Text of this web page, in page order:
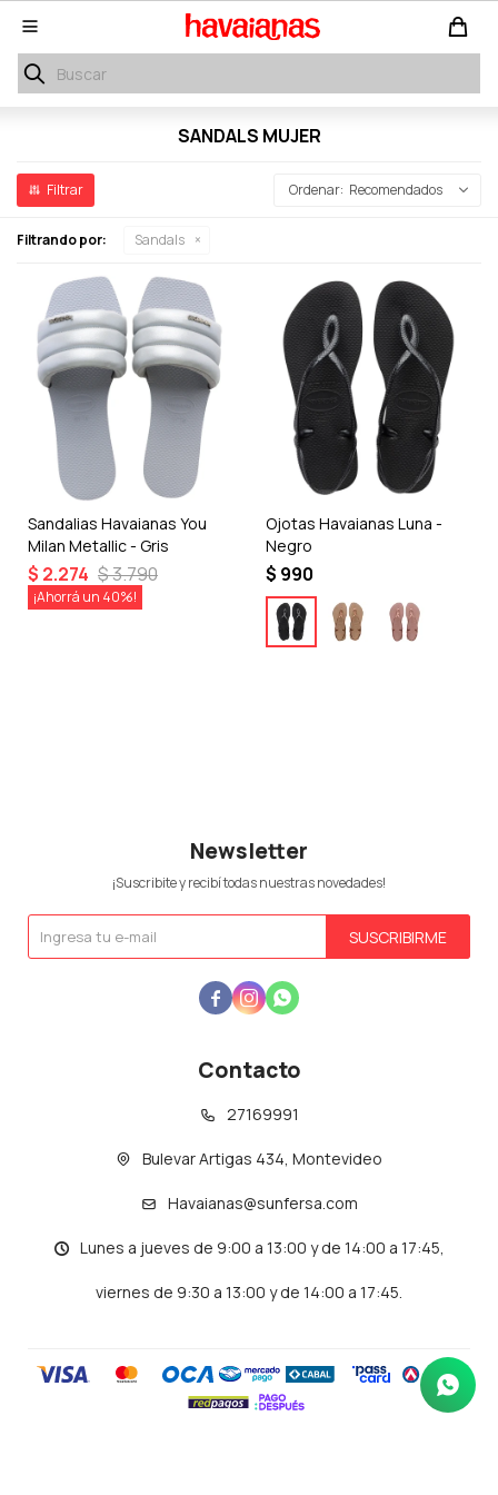

SANDALS MUJER
Recomendados
Filtrando por: Sandals
Sandalias Havaianas You
Milan Metallic - Gris
$ 2.274 $3.790
40
Ojotas Havaianas Luna -
Negro
$ 990
Contacto
27169991
Bulevar Artigas 434, Montevideo
Havaianas@sunfersa.com
Lunes a jueves de 9:00 a 13:00 y de 14:00 a 17:45,
viernes de 9:30 a 13:00 y de 14:00 a 17:45.
Newsletter
¡Suscribite y recibí todas nuestras novedades!
SUSCRIBIRME
  